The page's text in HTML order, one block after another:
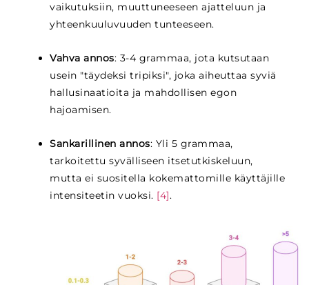
vaikutuksiin, muuttuneeseen ajatteluun ja
yhteenkuuluvuuden tunteeseen.
Vahva annos: 3-4 grammaa, jota kutsutaan
usein "täydeksi tripiksi", joka aiheuttaa syviä
hallusinaatioita ja mahdollisen egon
hajoamisen.
Sankarillinen annos: Yli 5 grammaa,
tarkoitettu syvälliseen itsetutkiskeluun,
mutta ei suositella kokemattomille käyttäjille
intensiteetin vuoksi. [4].